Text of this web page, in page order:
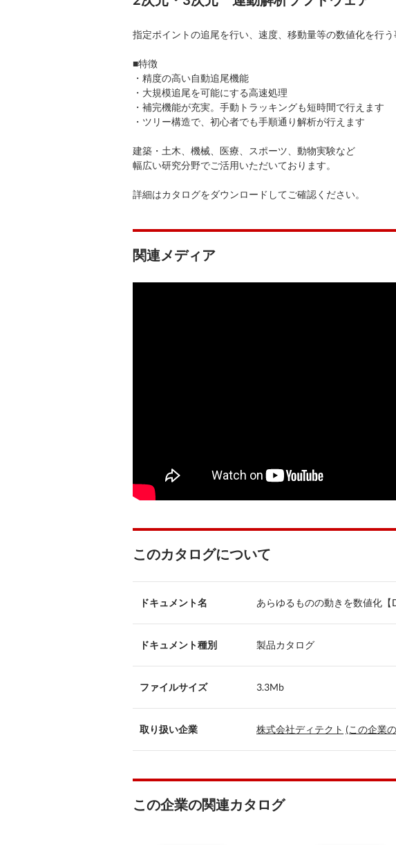
指定ポイントの追尾を行い、速度、移動量等の数値化を行
■特徴
・精度の高い自動追尾機能
・大規模追尾を可能にする高速処理
・補完機能が充実。手動トラッキングも短時間で行えます
・ツリー構造で、初心者でも手順通り解析が行えます
建築・土木、機械、医療、スポーツ、動物実験など
幅広い研究分野でご活用いただいております。
詳細はカタログをダウンロードしてご確認ください。
関連メディア
このカタログについて
ドキュメント名 あらゆるものの動きを数値化【
ドキュメント種別 製品カタログ
ファイルサイズ 3.3Mb
取り扱い企業 株式会社ディテクト (この企業
この企業の関連カタログ